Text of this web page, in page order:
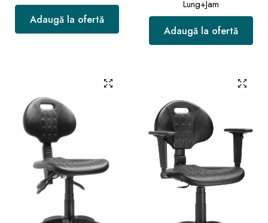
Adaugă la ofertă
Lung+Jam
Adaugă la ofertă